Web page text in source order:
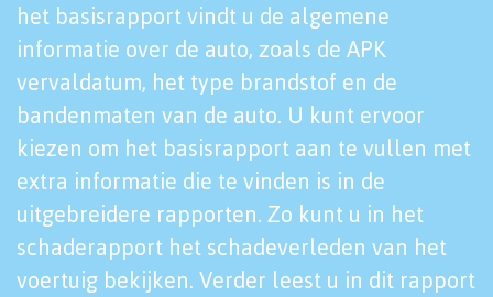
het basisrapport vindt u de algemene
informatie over de auto, zoals de APK
vervaldatum, het type brandstof en de
bandenmaten van de auto. U kunt ervoor
kiezen om het basisrapport aan te vullen met
extra informatie die te vinden is in de
uitgebreidere rapporten. Zo kunt u in het
schaderapport het schadeverleden van het
voertuig bekijken. Verder leest u in dit rapport